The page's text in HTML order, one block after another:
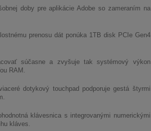
doby pre aplikácie Adobe so zameraním na
prenosu dát ponúka 1TB disk PCIe Gen4
súčasne a zvyšuje tak systémový výkon
RAM.
dotykový touchpad podporuje gestá štyrmi
klávesnica s integrovanými numerickými
kláves.